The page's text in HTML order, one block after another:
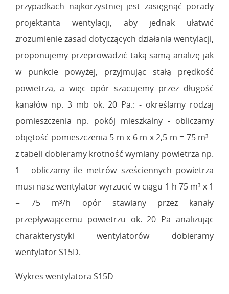
przypadkach najkorzystniej jest zasięgnąć porady
projektanta wentylacji, aby jednak ułatwić
zrozumienie zasad dotyczących działania wentylacji,
proponujemy przeprowadzić taką samą analizę jak
w punkcie powyżej, przyjmując stałą prędkość
powietrza, a więc opór szacujemy przez długość
kanałów np. 3 mb ok. 20 Pa.: - określamy rodzaj
pomieszczenia np. pokój mieszkalny - obliczamy
objętość pomieszczenia 5 m x 6 m x 2,5 m = 75 m³ -
z tabeli dobieramy krotność wymiany powietrza np.
1 - obliczamy ile metrów sześciennych powietrza
musi nasz wentylator wyrzucić w ciągu 1 h 75 m³ x 1
= 75 m³/h opór stawiany przez kanały
przepływającemu powietrzu ok. 20 Pa analizując
charakterystyki wentylatorów dobieramy
wentylator S15D.
Wykres wentylatora S15D